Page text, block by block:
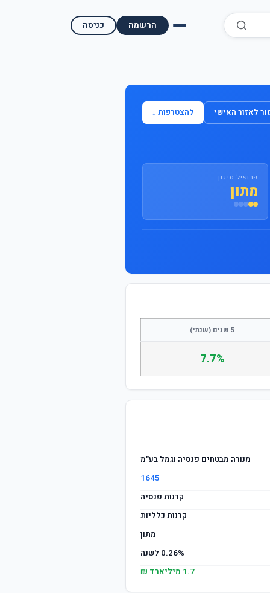
כניסה הרשמה
השוואת בתי השקעות למסחר עצמאי
מאמרים ומדריכים לאזור האישי להצטרפות ↓
פרופיל סיכון
מתון
5 שנים (שנתי)
7.7%
מנורה מבטחים פנסיה וגמל בע"מ
1645
קרנות פנסיה
קרנות כלליות
מתון
0.26% לשנה
1.7 מיליארד ₪